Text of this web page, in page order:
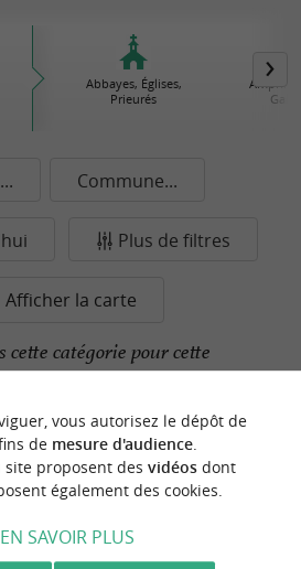
Abbayes, Églises,
Prieurés
Commune...
Plus de filtres
Afficher la carte
catégorie pour cette
n
o
t
r
e
c
o
u
p
d
e
c
o
e
u
r
vous autorisez le dépôt de
de mesure d'audience.
proposent des vidéosdont
également des cookies.
EN SAVOIR PLUS